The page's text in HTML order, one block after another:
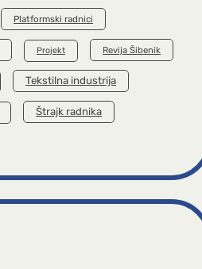
Platformski radnici
Projekt Revija Šibenik
Tekstilna industrija
Štrajk radnika